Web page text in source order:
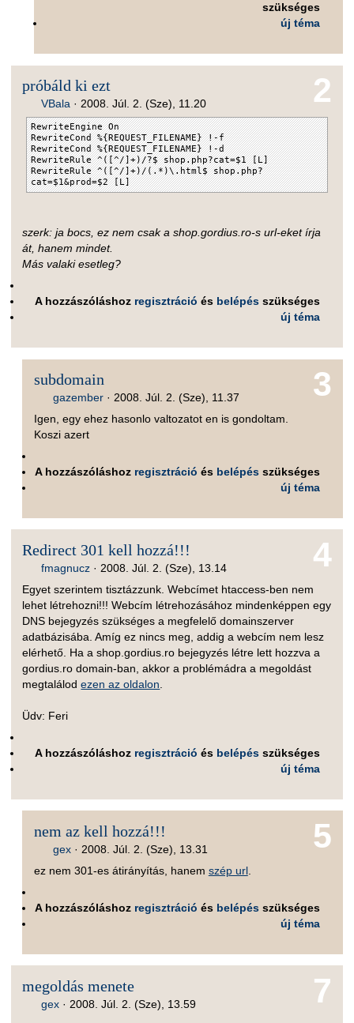
szükséges
új téma
2
próbáld ki ezt
VBala · 2008. Júl. 2. (Sze), 11.20
RewriteEngine On
RewriteCond %{REQUEST_FILENAME} !-f
RewriteCond %{REQUEST_FILENAME} !-d
RewriteRule ^([^/]+)/?$ shop.php?cat=$1 [L]
RewriteRule ^([^/]+)/(.*)\.html$ shop.php?
cat=$1&prod=$2 [L]
szerk: ja bocs, ez nem csak a shop.gordius.ro-s url-eket írja
át, hanem mindet.
Más valaki esetleg?
A hozzászóláshoz regisztráció és belépés szükséges
új téma
3
subdomain
gazember· 2008. Júl. 2. (Sze), 11.37
Igen, egy ehez hasonlo valtozatot en is gondoltam.
Koszi azert
A hozzászóláshoz regisztráció és belépés szükséges
új téma
4
Redirect 301 kell hozzá!!!
fmagnucz · 2008. Júl. 2. (Sze), 13.14
Egyet szerintem tisztázzunk. Webcímet htaccess-ben nem
lehet létrehozni!!! Webcím létrehozásához mindenképpen egy
DNS bejegyzés szükséges a megfelelő domainszerver
adatbázisába. Amíg ez nincs meg, addig a webcím nem lesz
elérhető. Ha a shop.gordius.ro bejegyzés létre lett hozzva a
gordius.ro domain-ban, akkor a problémádra a megoldást
megtalálodezen az oldalon
Üdv: Feri
A hozzászóláshoz regisztráció és belépés szükséges
új téma
5
nem az kell hozzá!!!
gex· 2008. Júl. 2. (Sze), 13.31
ez nem 301-es átirányítás, hanem szép url.
A hozzászóláshoz regisztráció és belépés szükséges
új téma
7
megoldás menete
gex · 2008. Júl. 2. (Sze), 13.59